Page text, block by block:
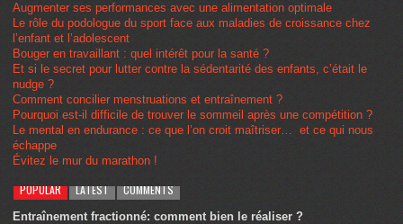
Augmenter ses performances avec une alimentation optimale
Le rôle du podologue du sport face aux maladies de croissance chez
l’enfant et l’adolescent
Bouger en travaillant : quel intérêt pour la santé ?
Et si le secret pour lutter contre la sédentarité des enfants, c’était le
nudge ?
Comment concilier menstruations et entraînement ?
Pourquoi est-il difficile de trouver le sommeil après une compétition ?
Le mental en endurance : ce que l’on croit maîtriser… et ce qui nous
échappe
Évitez le mur du marathon !
POPULAR LATEST COMMENTS
Entraînement fractionné: comment bien le réaliser ?